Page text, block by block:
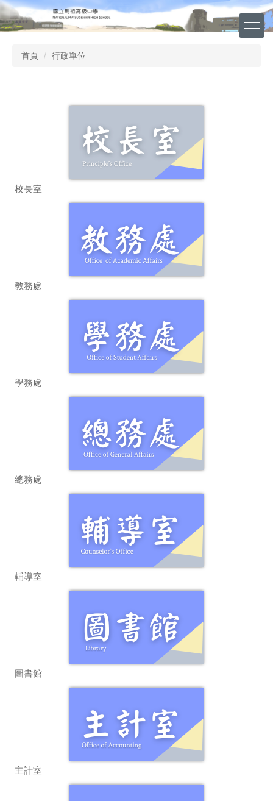
跳
到
主
首頁 行政單位
校長室
教務處
學務處
總務處
輔導室
圖書館
主計室